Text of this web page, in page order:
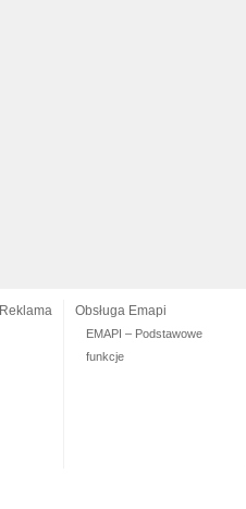
Reklama Obsługa Emapi
EMAPI – Podstawowe
funkcje